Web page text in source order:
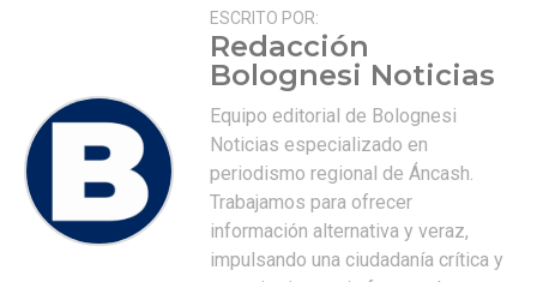
ESCRITO POR:
Redacción
Bolognesi Noticias
Equipo editorial de Bolognesi
Noticias especializado en
periodismo regional de Áncash.
Trabajamos para ofrecer
información alternativa y veraz,
impulsando una ciudadanía crítica y